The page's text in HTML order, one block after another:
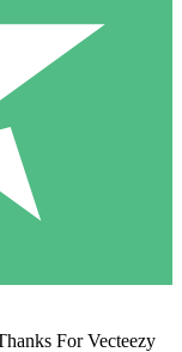
For Vecteezy